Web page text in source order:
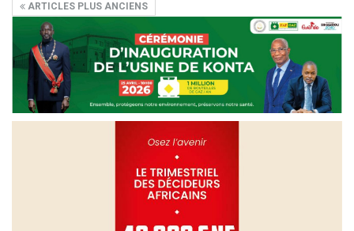
ARTICLES PLUS ANCIENS